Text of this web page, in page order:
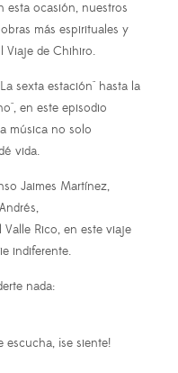
esta ocasión, nuestros
más espirituales y
Viaje de Chihiro.
sexta estación" hasta la
en este episodio
música no solo
vida.
Jaimes Martínez,
Rico, en este viaje
indiferente.
nada:
¡se siente!